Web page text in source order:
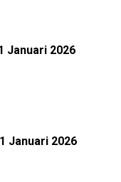
Januari 2026
Januari 2026